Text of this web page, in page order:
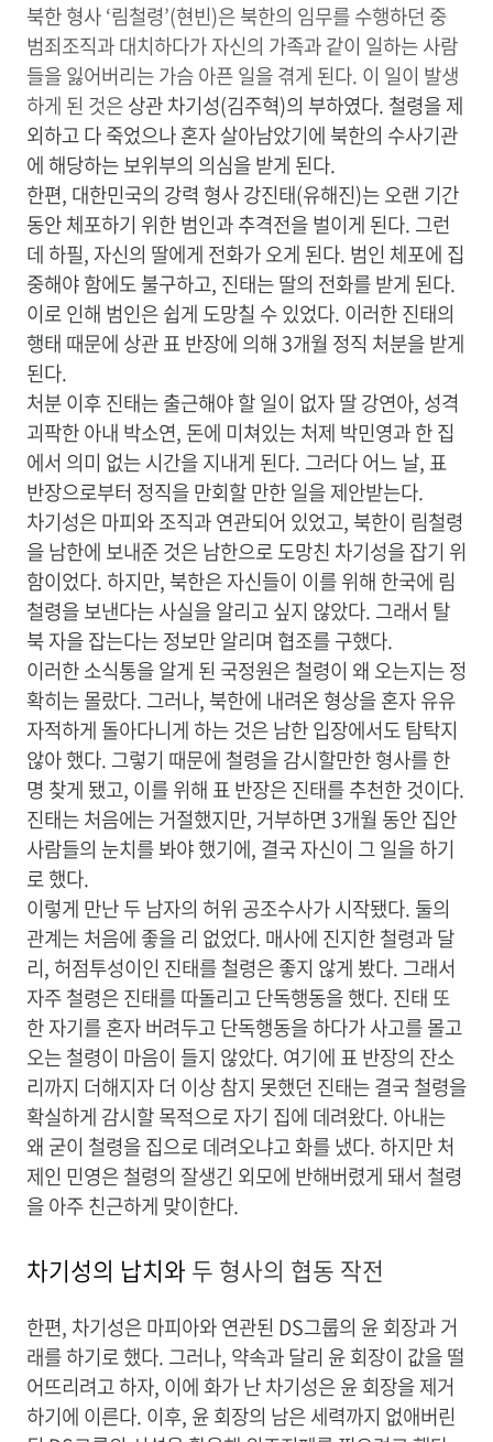
북한 형사 ‘림철령’(현빈)은 북한의 임무를 수행하던 중
범죄조직과 대치하다가 자신의 가족과 같이 일하는 사람
들을 잃어버리는 가슴 아픈 일을 겪게 된다. 이 일이 발생
하게 된 것은상관 차기성(김주혁)의 부하였다. 철령을 제
외하고다 죽었으나 혼자 살아남았기에 북한의 수사기관
에 해당하는 보위부의 의심을 받게 된다.
한편, 대한민국의 강력 형사 강진태(유해진)는 오랜 기간
동안 체포하기 위한 범인과 추격전을 벌이게 된다. 그런
데 하필, 자신의 딸에게 전화가 오게 된다. 범인 체포에 집
중해야 함에도 불구하고, 진태는 딸의 전화를 받게 된다.
이로 인해 범인은 쉽게 도망칠 수 있었다. 이러한 진태의
행태 때문에 상관 표 반장에 의해 3개월 정직 처분을 받게
된다.
처분 이후 진태는 출근해야 할 일이 없자 딸 강연아, 성격
괴팍한 아내 박소연, 돈에 미쳐있는 처제 박민영과 한 집
에서 의미 없는 시간을 지내게 된다. 그러다 어느 날, 표
반장으로부터 정직을 만회할 만한 일을 제안받는다.
차기성은 마피와 조직과 연관되어 있었고, 북한이 림철령
을 남한에 보내준 것은 남한으로 도망친 차기성을 잡기 위
함이었다. 하지만, 북한은 자신들이 이를 위해 한국에 림
철령을 보낸다는 사실을 알리고 싶지 않았다. 그래서 탈
북 자을 잡는다는 정보만 알리며 협조를 구했다.
이러한 소식통을 알게 된 국정원은 철령이 왜 오는지는 정
확히는 몰랐다. 그러나, 북한에 내려온 형상을 혼자 유유
자적하게 돌아다니게 하는 것은 남한 입장에서도 탐탁지
않아 했다. 그렇기 때문에 철령을 감시할만한 형사를 한
명 찾게 됐고, 이를 위해 표 반장은 진태를 추천한 것이다.
진태는 처음에는 거절했지만, 거부하면 3개월 동안 집안
사람들의 눈치를 봐야 했기에, 결국 자신이 그 일을 하기
로 했다.
이렇게 만난 두 남자의 허위 공조수사가 시작됐다. 둘의
관계는 처음에 좋을 리 없었다. 매사에 진지한 철령과 달
리, 허점투성이인 진태를 철령은 좋지 않게 봤다. 그래서
자주 철령은 진태를 따돌리고 단독행동을 했다. 진태 또
한 자기를 혼자 버려두고 단독행동을 하다가 사고를 몰고
오는 철령이 마음이 들지 않았다. 여기에 표 반장의 잔소
리까지 더해지자 더 이상 참지 못했던 진태는 결국 철령을
확실하게 감시할 목적으로 자기 집에 데려왔다. 아내는
왜 굳이 철령을 집으로 데려오냐고 화를 냈다. 하지만 처
제인 민영은 철령의 잘생긴 외모에 반해버렸게 돼서 철령
을 아주 친근하게 맞이한다.
차기성의 납치와 두 형사의 협동 작전
한편, 차기성은 마피아와 연관된 DS그룹의 윤 회장과 거
래를 하기로 했다. 그러나, 약속과 달리 윤 회장이 값을 떨
어뜨리려고 하자, 이에 화가 난 차기성은 윤 회장을 제거
하기에 이른다. 이후, 윤 회장의 남은 세력까지 없애버린